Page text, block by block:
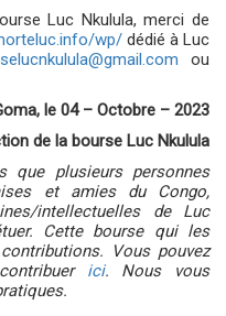
Luc Nkulula, merci de
wp/dédié à Luc
ou
le 04 – Octobre – 2023
de la bourse Luc Nkulula
que plusieurs personnes
et amies du Congo,
intellectuelles de Luc
Cette bourse qui les
Vous pouvez
ici. Nous vous